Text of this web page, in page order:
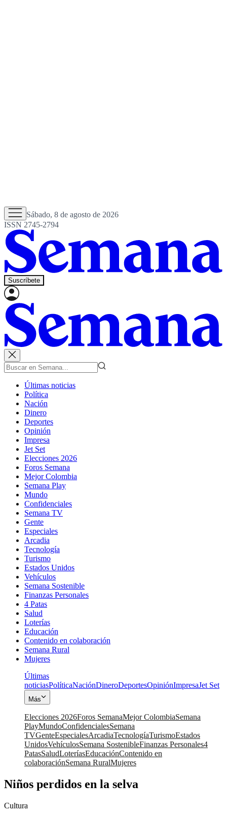
Sábado, 8 de agosto de 2026
ISSN 2745-2794
Suscríbete
Últimas noticias
Política
Nación
Dinero
Deportes
Opinión
Impresa
Jet Set
Elecciones 2026
Foros Semana
Mejor Colombia
Semana Play
Mundo
Confidenciales
Semana TV
Gente
Especiales
Arcadia
Tecnología
Turismo
Estados Unidos
Vehículos
Semana Sostenible
Finanzas Personales
4 Patas
Salud
Loterías
Educación
Contenido en colaboración
Semana Rural
Mujeres
Últimas
noticiasPolíticaNaciónDineroDeportesOpiniónImpresaJet Set
Más
Elecciones 2026Foros SemanaMejor ColombiaSemana
PlayMundoConfidencialesSemana
TVGenteEspecialesArcadiaTecnologíaTurismoEstados
UnidosVehículosSemana SostenibleFinanzas Personales4
PatasSaludLoteríasEducaciónContenido en
colaboraciónSemana RuralMujeres
Niños perdidos en la selva
Cultura